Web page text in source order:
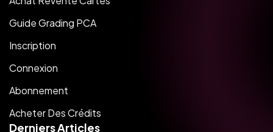
Guide Grading PCA
Inscription
Connexion
Abonnement
Acheter Des Crédits
Derniers Articles